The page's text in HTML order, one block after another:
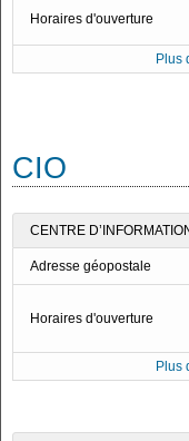
Horaires d'ouverture
Plus
CIO
CENTRE
Adresse géopostale
Horaires d'ouverture
Plus